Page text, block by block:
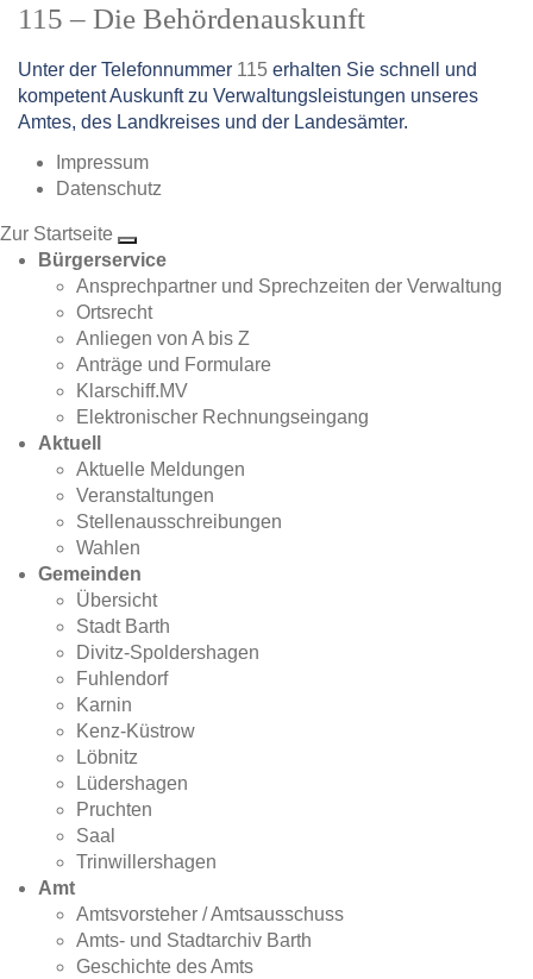
115 – Die Behördenauskunft
Unter der Telefonnummer 115 erhalten Sie schnell und
kompetent Auskunft zu Verwaltungsleistungen unseres
Amtes, des Landkreises und der Landesämter.
Impressum
Datenschutz
Zur Startseite
Bürgerservice
Ansprechpartner und Sprechzeiten der Verwaltung
Ortsrecht
Anliegen von A bis Z
Anträge und Formulare
Klarschiff.MV
Elektronischer Rechnungseingang
Aktuell
Aktuelle Meldungen
Veranstaltungen
Stellenausschreibungen
Wahlen
Gemeinden
Übersicht
Stadt Barth
Divitz-Spoldershagen
Fuhlendorf
Karnin
Kenz-Küstrow
Löbnitz
Lüdershagen
Pruchten
Saal
Trinwillershagen
Amt
Amtsvorsteher / Amtsausschuss
Amts- und Stadtarchiv Barth
Geschichte des Amts